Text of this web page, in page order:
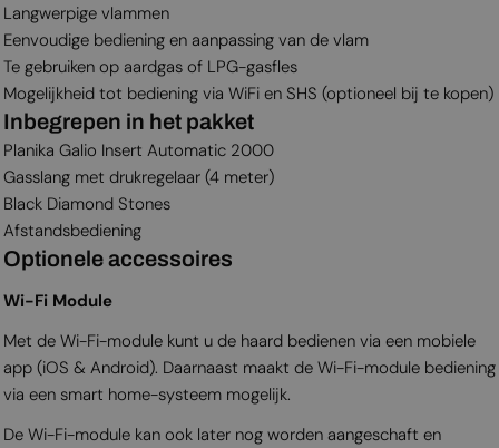
Langwerpige vlammen
Eenvoudige bediening en aanpassing van de vlam
Te gebruiken op aardgas of LPG-gasfles
Mogelijkheid tot bediening via WiFi en SHS (optioneel bij te kopen)
Inbegrepen in het pakket
Planika Galio Insert Automatic 2000
Gasslang met drukregelaar (4 meter)
Black Diamond Stones
Afstandsbediening
Optionele accessoires
Wi-Fi Module
Met de Wi-Fi-module kunt u de haard bedienen via een mobiele
app (iOS & Android). Daarnaast maakt de Wi-Fi-module bediening
via een smart home-systeem mogelijk.
De Wi-Fi-module kan ook later nog worden aangeschaft en